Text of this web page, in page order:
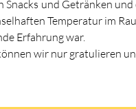
und Getränken
Temperatur im
Erfahrung war.
wir nur gratulieren